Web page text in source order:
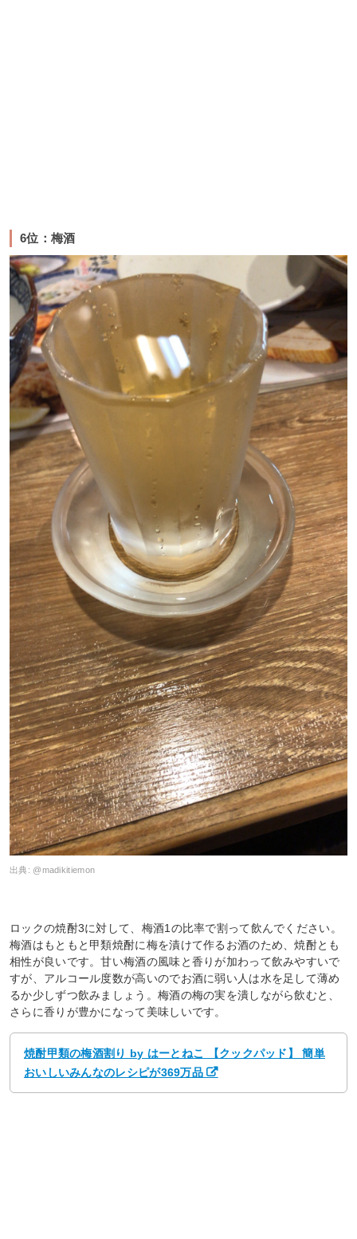
6位：梅酒
出典: @madikitiemon
ロックの焼酎3に対して、梅酒1の比率で割って飲んでください。
梅酒はもともと甲類焼酎に梅を漬けて作るお酒のため、焼酎とも
相性が良いです。甘い梅酒の風味と香りが加わって飲みやすいで
すが、アルコール度数が高いのでお酒に弱い人は水を足して薄め
るか少しずつ飲みましょう。梅酒の梅の実を潰しながら飲むと、
さらに香りが豊かになって美味しいです。
焼酎甲類の梅酒割り by はーとねこ 【クックパッド】 簡単
おいしいみんなのレシピが369万品